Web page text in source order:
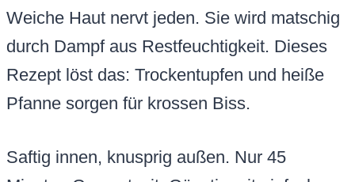
Weiche Haut nervt jeden. Sie wird matschig
durch Dampf aus Restfeuchtigkeit. Dieses
Rezept löst das: Trockentupfen und heiße
Pfanne sorgen für krossen Biss.
Saftig innen, knusprig außen. Nur 45